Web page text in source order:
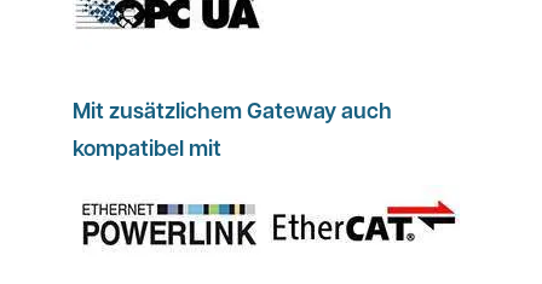
Mit zusätzlichem Gateway auch
kompatibel mit